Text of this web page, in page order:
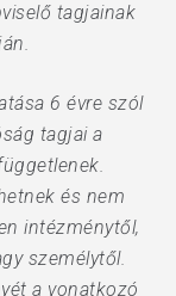
tagjainak
6 évre szól
tagjai a
és nem
intézménytől,
személytől.
a vonatkozó